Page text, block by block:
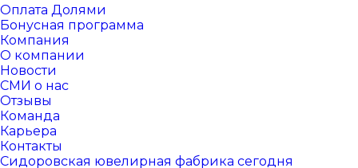
Оплата Долями
Бонусная программа
Компания
О компании
Новости
СМИ о нас
Отзывы
Команда
Карьера
Контакты
Сидоровская ювелирная фабрика сегодня